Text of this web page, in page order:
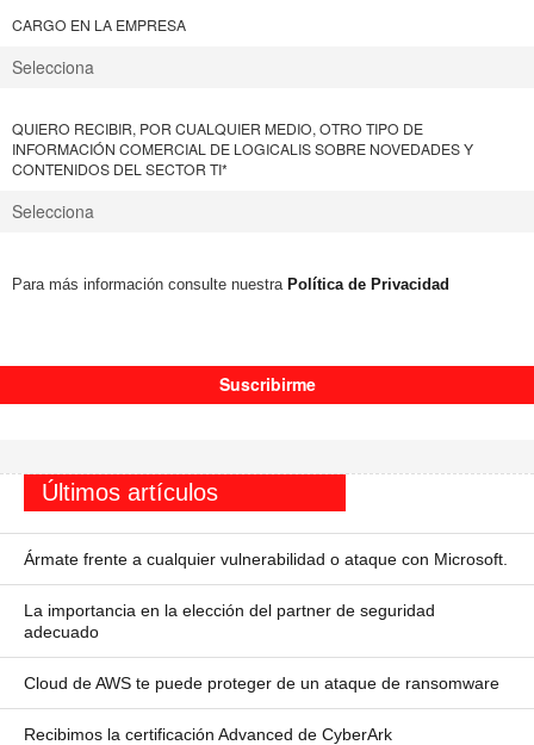
CARGO EN LA EMPRESA
QUIERO RECIBIR, POR CUALQUIER MEDIO, OTRO TIPO DE
INFORMACIÓN COMERCIAL DE LOGICALIS SOBRE NOVEDADES Y
CONTENIDOS DEL SECTOR TI*
Para más información consulte nuestra Política de Privacidad
Últimos artículos
Ármate frente a cualquier vulnerabilidad o ataque con Microsoft.
La importancia en la elección del partner de seguridad
adecuado
Cloud de AWS te puede proteger de un ataque de ransomware
Recibimos la certificación Advanced de CyberArk